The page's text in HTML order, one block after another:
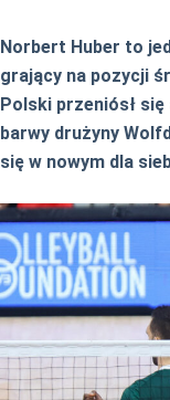
Norbert Huber to
grający na pozycji
Polski przeniósł
barwy drużyny
się w nowym dla